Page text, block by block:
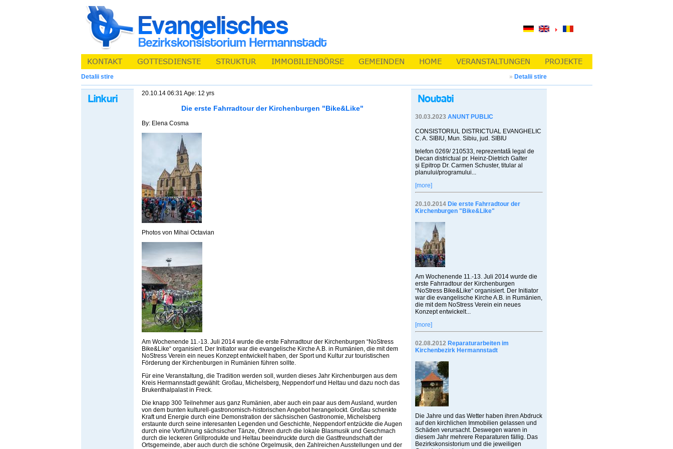
Detalii stire » Detalii stire
20.10.14 06:31 Age: 12 yrs
Die erste Fahrradtour der Kirchenburgen "Bike&Like"
By: Elena Cosma
Photos von Mihai Octavian
Am Wochenende 11.-13. Juli 2014 wurde die erste Fahrradtour der Kirchenburgen “NoStress
Bike&Like“ organisiert. Der Initiator war die evangelische Kirche A.B. in Rumänien, die mit dem
NoStress Verein ein neues Konzept entwickelt haben, der Sport und Kultur zur touristischen
Förderung der Kirchenburgen in Rumänien führen sollte.
Für eine Veranstaltung, die Tradition werden soll, wurden dieses Jahr Kirchenburgen aus dem
Kreis Hermannstadt gewählt: Großau, Michelsberg, Neppendorf und Heltau und dazu noch das
Brukenthalpalast in Freck.
Die knapp 300 Teilnehmer aus ganz Rumänien, aber auch ein paar aus dem Ausland, wurden
von dem bunten kulturell-gastronomisch-historischen Angebot herangelockt. Großau schenkte
Kraft und Energie durch eine Demonstration der sächsischen Gastronomie, Michelsberg
erstaunte durch seine interesanten Legenden und Geschichte, Neppendorf entzückte die Augen
durch eine Vorführung sächsischer Tänze, Ohren durch die lokale Blasmusik und Geschmach
durch die leckeren Grillprodukte und Heltau beeindruckte durch die Gastfreundschaft der
Ortsgemeinde, aber auch durch die schöne Orgelmusik, den Zahlreichen Ausstellungen und der
30.03.2023 ANUNT PUBLIC
CONSISTORIUL DISTRICTUAL EVANGHELIC
C. A. SIBIU, Mun. Sibiu, jud. SIBIU
telefon 0269/ 210533, reprezentată legal de
Decan districtual pr. Heinz-Dietrich Galter
și Epitrop Dr. Carmen Schuster, titular al
planului/programului...
[more]
20.10.2014 Die erste Fahrradtour der
Kirchenburgen "Bike&Like"
Am Wochenende 11.-13. Juli 2014 wurde die
erste Fahrradtour der Kirchenburgen
“NoStress Bike&Like“ organisiert. Der Initiator
war die evangelische Kirche A.B. in Rumänien,
die mit dem NoStress Verein ein neues
Konzept entwickelt...
[more]
02.08.2012 Reparaturarbeiten im
Kirchenbezirk Hermannstadt
Die Jahre und das Wetter haben ihren Abdruck
auf den kirchlichen Immobilien gelassen und
Schäden verursacht. Deswegen waren in
diesem Jahr mehrere Reparaturen fällig. Das
Bezirkskonsistorium und die jeweiligen